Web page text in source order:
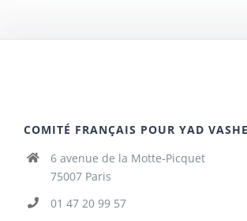
COMITÉ FRANÇAIS POUR YAD
6 avenue de la Motte-Picquet
75007 Paris
01 47 20 99 57